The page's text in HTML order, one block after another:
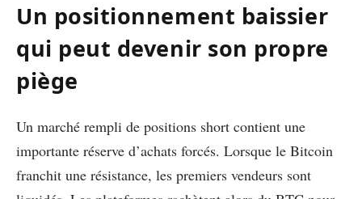
Un positionnement baissier
qui peut devenir son propre
piège
Un marché rempli de positions short contient une
importante réserve d’achats forcés. Lorsque le Bitcoin
franchit une résistance, les premiers vendeurs sont